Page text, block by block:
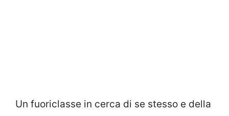
Un fuoriclasse in cerca di se stesso e della